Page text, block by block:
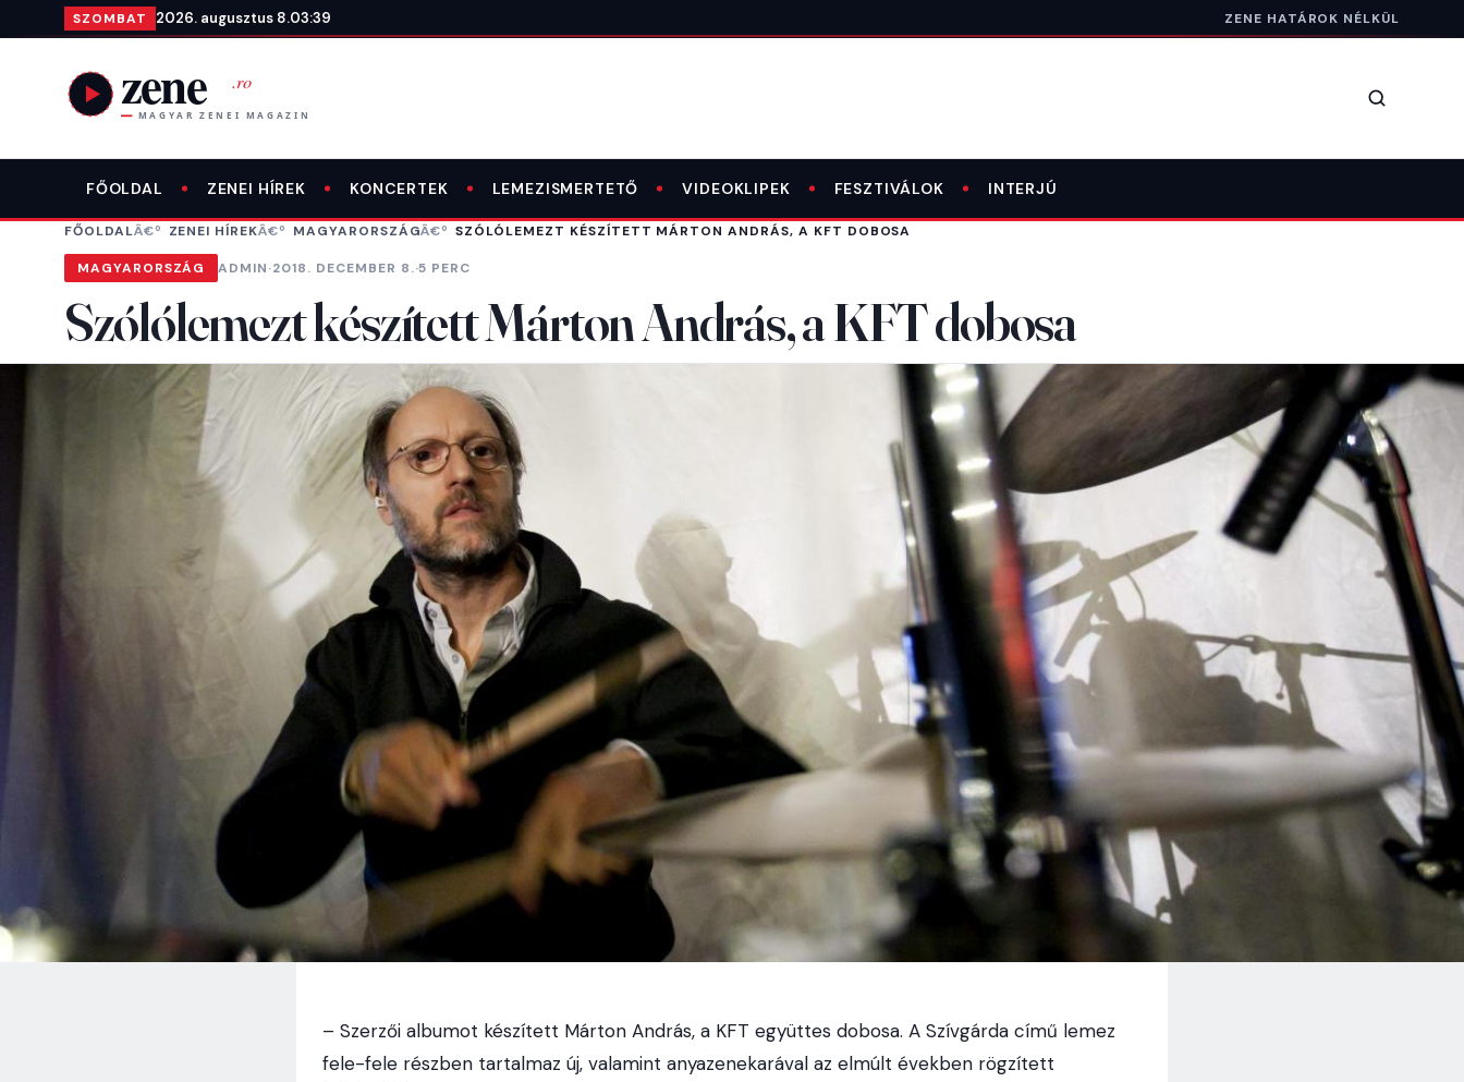
Ugrás a tartalomra
SZOMBAT 2026. augusztus 8.03:39 ZENE HATÁROK NÉLKÜL
Keresés
FŐOLDAL ZENEI HÍREK KONCERTEK LEMEZISMERTETŐ VIDEOKLIPEK FESZTIVÁLOK INTERJÚ
FŐOLDAL ZENEI HÍREK MAGYARORSZÁG SZÓLÓLEMEZT KÉSZÍTETT MÁRTON ANDRÁS, A KFT DOBOSA
MAGYARORSZÁG ADMIN·2018. DECEMBER 8.·5 PERC
Szólólemezt készített Márton András, a KFT dobosa
– Szerzői albumot készített Márton András, a KFT együttes dobosa. A Szívgárda című lemez
fele-fele részben tartalmaz új, valamint anyazenekarával az elmúlt években rögzített